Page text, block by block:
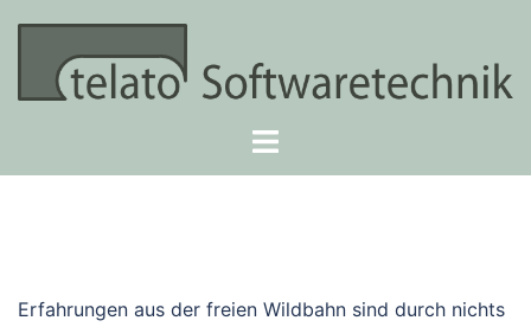
springen
Menü
Erfahrungen aus der freien Wildbahn sind durch nichts